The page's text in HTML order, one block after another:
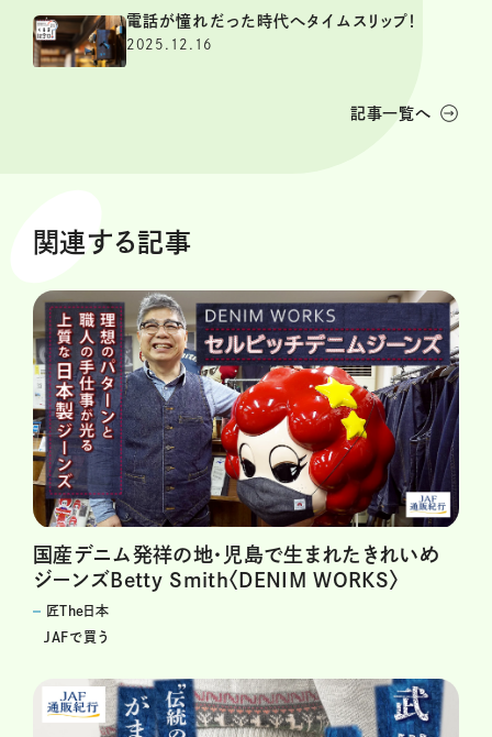
電話が憧れだった時代へタイムスリップ！
2025.12.16
記事一覧へ
関連する記事
国産デニム発祥の地・児島で生まれたきれいめ
ジーンズBetty Smith〈DENIM WORKS〉
匠The日本
JAFで買う